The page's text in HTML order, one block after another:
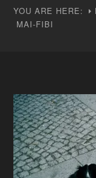
YOU ARE HERE:
MAI-FIBI